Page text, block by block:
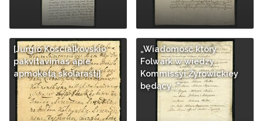
[Jurgio Koscialkovskio
pakvitavimas apie
apmokėtą skolaraštį]
„Wiadomość który
Folwark w wiedzy
Kommissyi Źyrowickiey
będący..."